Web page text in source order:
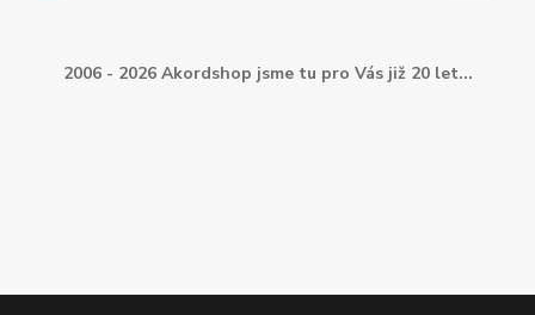
2006 - 2026 Akordshop jsme tu pro Vás již 20 let...